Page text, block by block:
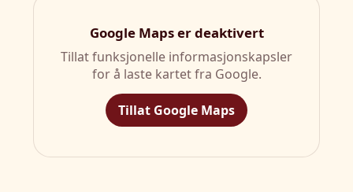
Google Maps er deaktivert
Tillat funksjonelle informasjonskapsler
for å laste kartet fra Google.
Tillat Google Maps